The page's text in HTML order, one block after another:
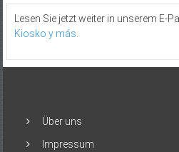
Lesen Sie jetzt weiter in unserem E-
Kiosko y más.
Über uns
Impressum